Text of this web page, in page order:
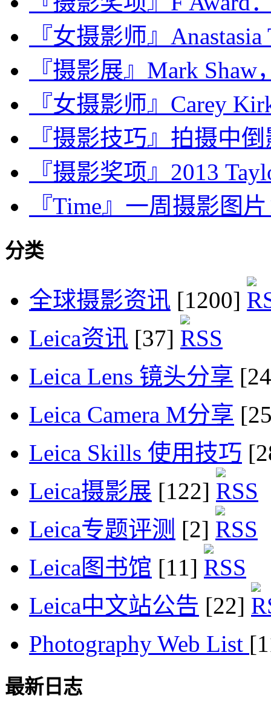
『女摄影师』
『摄影展』Mark Shaw
『女摄影师』Carey
『摄影技巧』拍摄中
『摄影奖项』2013
『Time』一周摄影图
分类
全球摄影资讯 [1200]
Leica资讯 [37]
Leica Lens 镜头分享
Leica Camera M分享
Leica Skills 使用技巧
Leica摄影展 [122]
Leica专题评测 [2]
Leica图书馆 [11]
Leica中文站公告 [22]
Photography Web List
最新日志